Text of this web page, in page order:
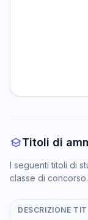
Titoli di
I seguenti titoli di
classe di concorso.
DESCRIZIONE